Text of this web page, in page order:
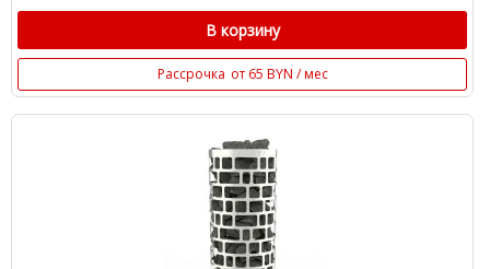
В корзину
Рассрочка от 65 BYN / мес